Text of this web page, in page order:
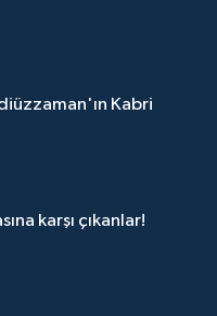
Kabri
karşı çıkanlar!